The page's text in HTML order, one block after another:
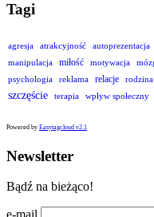
Tagi
agresja atrakcyjność autoprezentacja
manipulacja
miłość motywacja
psychologia
reklama relacje rodzina
szczęście terapia wpływ społeczny
Powered by Easytagcloud v2.1
Newsletter
Bądź na bieżąco!